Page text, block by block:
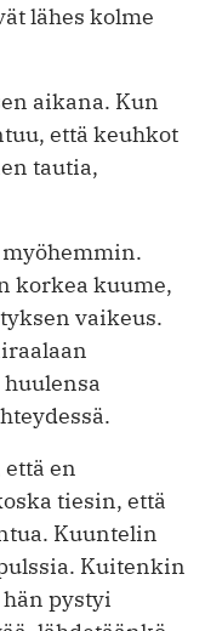
lähes kolme
aikana. Kun
että keuhkot
tautia,
korkea kuume,
vaikeus.
en
tiesin, että
Kuuntelin
Kuitenkin
pystyi